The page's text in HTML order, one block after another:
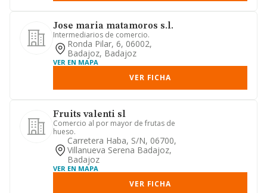
Jose maria matamoros s.l.
Intermediarios de comercio.
Ronda Pilar, 6, 06002,
Badajoz, Badajoz
VER EN MAPA
VER FICHA
Fruits valenti sl
Comercio al por mayor de frutas de
hueso.
Carretera Haba, S/n, 06700,
Villanueva Serena Badajoz,
Badajoz
VER EN MAPA
VER FICHA